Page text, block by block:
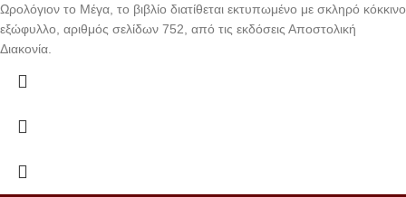
Ωρολόγιον το Μέγα, το βιβλίο διατίθεται εκτυπωμένο με σκληρό κόκκινο
εξώφυλλο, αριθμός σελίδων 752, από τις εκδόσεις Αποστολική
Διακονία.